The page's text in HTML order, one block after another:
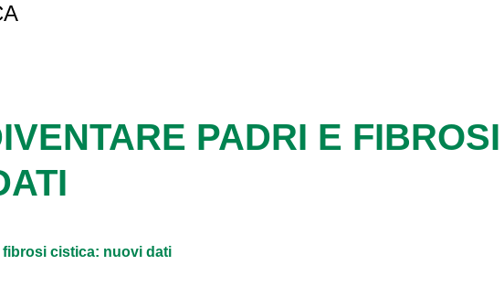
PADRI E FIBROSI
cistica: nuovi dati